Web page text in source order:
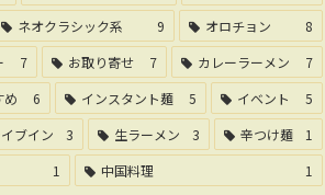
ネオクラシック系 9 オロチョン
8
7 お取り寄せ 7 カレーラーメン
7
め 6 インスタント麺 5 イベント
5
ブイン 3 生ラーメン 3 辛つけ麺
1
1 中国料理 1